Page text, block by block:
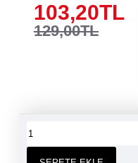
103,20TL
129,00TL
ÜRÜN YORUMLARI